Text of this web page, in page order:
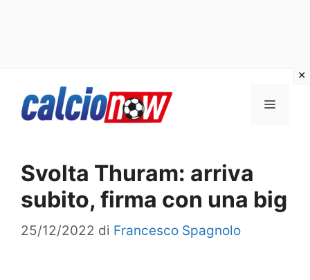
Menu
Svolta Thuram: arriva
subito, firma con una big
25/12/2022 di Francesco Spagnolo